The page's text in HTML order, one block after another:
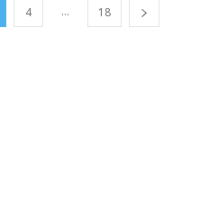
4 ... 18